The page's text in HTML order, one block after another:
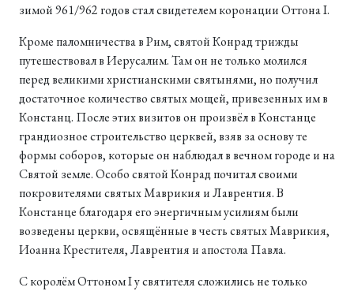
зимой 961/962 годов стал свидетелем коронации Оттона I.
Кроме паломничества в Рим, святой Конрад трижды
путешествовал в Иерусалим. Там он не только молился
перед великими христианскими святынями, но получил
достаточное количество святых мощей, привезенных им в
Констанц. После этих визитов он произвёл в Констанце
грандиозное строительство церквей, взяв за основу те
формы соборов, которые он наблюдал в вечном городе и на
Святой земле. Особо святой Конрад почитал своими
покровителями святых Маврикия и Лаврентия. В
Констанце благодаря его энергичным усилиям были
возведены церкви, освящённые в честь святых Маврикия,
Иоанна Крестителя, Лаврентия и апостола Павла.
С королём Оттоном I у святителя сложились не только